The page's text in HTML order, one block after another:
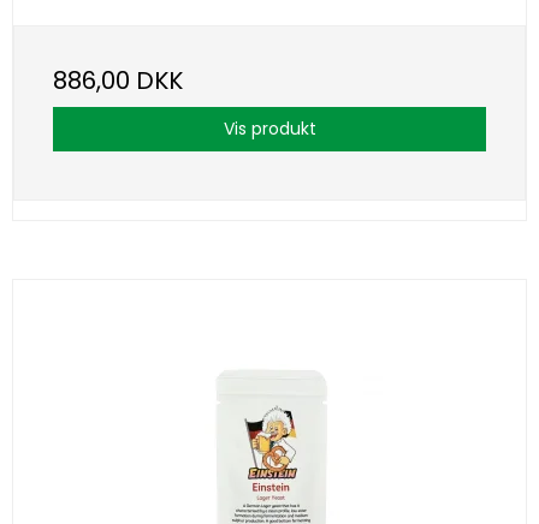
886,00 DKK
Vis produkt